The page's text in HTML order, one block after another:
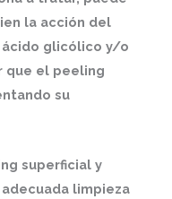
la acción del
glicólico y/o
que el peeling
su
superficial y
limpieza